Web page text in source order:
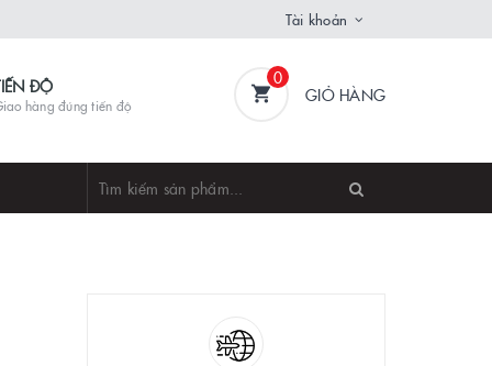
Tài khoản
ĐỘ
hàng đúng tiến độ
0
GIỎ HÀNG